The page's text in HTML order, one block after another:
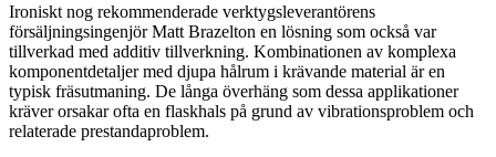
Ironiskt nog rekommenderade verktygsleverantörens
försäljningsingenjör Matt Brazelton en lösning som också var
tillverkad med additiv tillverkning. Kombinationen av komplexa
komponentdetaljer med djupa hålrum i krävande material är en
typisk fräsutmaning. De långa överhäng som dessa applikationer
kräver orsakar ofta en flaskhals på grund av vibrationsproblem och
relaterade prestandaproblem.